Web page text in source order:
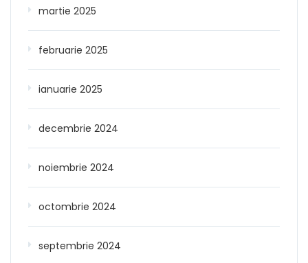
martie 2025
februarie 2025
ianuarie 2025
decembrie 2024
noiembrie 2024
octombrie 2024
septembrie 2024